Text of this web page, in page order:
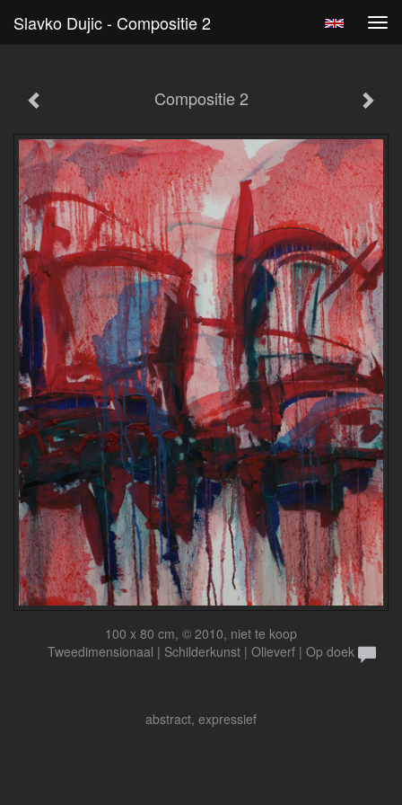
Slavko Dujic - Compositie 2
Compositie 2
100 x 80 cm, © 2010, niet te koop
Tweedimensionaal | Schilderkunst | Olieverf | Op doek
abstract, expressief